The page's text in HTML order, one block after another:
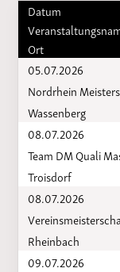
Datum
Ort
05.07.2026
Nordrhein
Wassenberg
08.07.2026
Team DM Quali
Troisdorf
08.07.2026
Rheinbach
09.07.2026